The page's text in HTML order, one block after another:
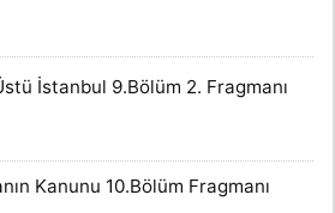
İstanbul 9.Bölüm 2. Fragmanı
Kanunu 10.Bölüm Fragmanı